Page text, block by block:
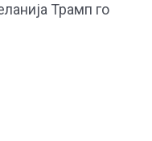
Трамп го